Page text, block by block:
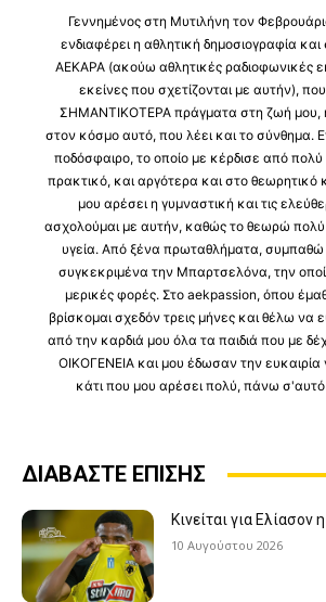
Γεννημένος στη Μυτιλήνη τον
ενδιαφέρει η αθλητική δημοσιογραφία
ΑΕΚΑΡΑ (ακούω αθλητικές ραδιοφωνικές
εκείνες που σχετίζονται με αυτήν),
ΣΗΜΑΝΤΙΚΟΤΕΡΑ πράγματα στη ζωή μου, η
στον κόσμο αυτό, που λέει και το σύνθημα.
ποδόσφαιρο, το οποίο με κέρδισε από πολύ
πρακτικό, και αργότερα και στο θεωρητικό
μου αρέσει η γυμναστική και τις
ασχολούμαι με αυτήν, καθώς το θεωρώ πολύ
υγεία. Από ξένα πρωταθλήματα, συμπαθώ
συγκεκριμένα την Μπαρτσελόνα, την
μερικές φορές. Στο aekpassion, όπου
βρίσκομαι σχεδόν τρεις μήνες και θέλω να
από την καρδιά μου όλα τα παιδιά που με
ΟΙΚΟΓΕΝΕΙΑ και μου έδωσαν την
κάτι που μου αρέσει πολύ, πάνω
ΔΙΑΒΑΣΤΕ ΕΠΙΣΗΣ
Κινείται για Ελίασον
10 Αυγούστου 2026